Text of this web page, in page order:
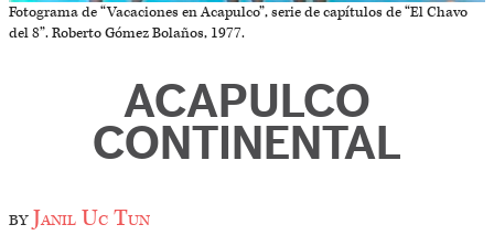
Fotograma de “Vacaciones en Acapulco”, serie de capítulos de “El Chavo
del 8”. Roberto Gómez Bolaños, 1977.
ACAPULCO
CONTINENTAL
byJanil Uc Tun